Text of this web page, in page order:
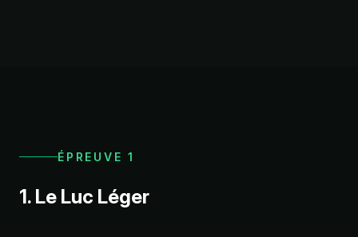
ÉPREUVE 1
1. Le Luc Léger